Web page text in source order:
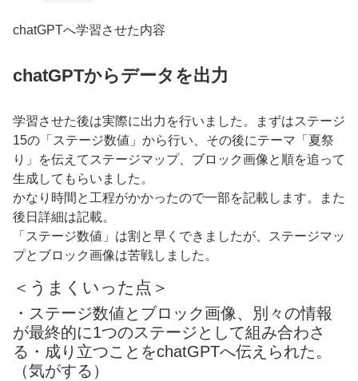
chatGPTへ学習させた内容
chatGPTからデータを出力
学習させた後は実際に出力を行いました。まずはステージ
15の「ステージ数値」から行い、その後にテーマ「夏祭
り」を伝えてステージマップ、ブロック画像と順を追って
生成してもらいました。
かなり時間と工程がかかったので一部を記載します。また
後日詳細は記載。
「ステージ数値」は割と早くできましたが、ステージマッ
プとブロック画像は苦戦しました。
＜うまくいった点＞
・ステージ数値とブロック画像、別々の情報
が最終的に1つのステージとして組み合わさ
る・成り立つことをchatGPTへ伝えられた。
（気がする）